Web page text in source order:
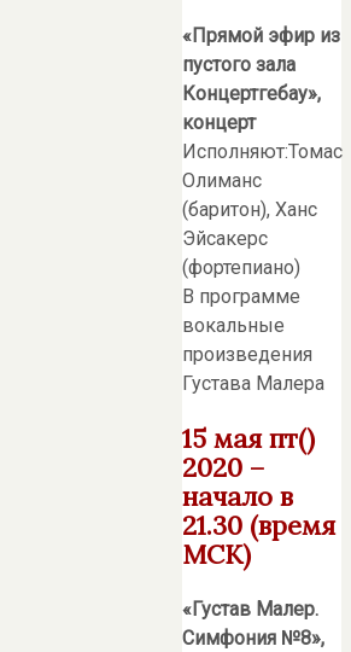
«Прямой эфир из
пустого зала
Концертгебау»,
концерт
Исполняют:Томас
Олиманс
(баритон), Ханс
Эйсакерс
(фортепиано)
В программе
вокальные
произведения
Густава Малера
15 мая пт()
2020 –
начало в
21.30 (время
МСК)
«Густав Малер.
Симфония №8»,